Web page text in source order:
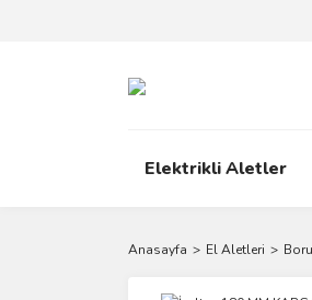
Elektrikli Aletler
Anasayfa El Aletleri